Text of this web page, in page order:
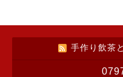
手作り飲茶